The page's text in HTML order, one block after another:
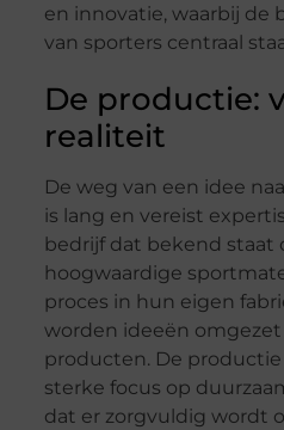
en innovatie, waarbij de
van sporters centraal
De productie:
realiteit
De weg van een idee
is lang en vereist
bedrijf dat bekend staat
hoogwaardige
proces in hun eigen
worden ideeën
producten. De
sterke focus op
dat er zorgvuldig wordt